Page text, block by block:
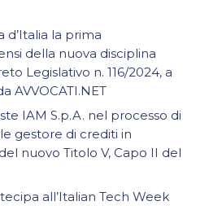
d’Italia la prima
della nuova disciplina
Legislativo n. 116/2024, a
AVVOCATI.NET
IAM S.p.A. nel processo di
gestore di crediti in
nuovo Titolo V, Capo II del
all’Italian Tech Week